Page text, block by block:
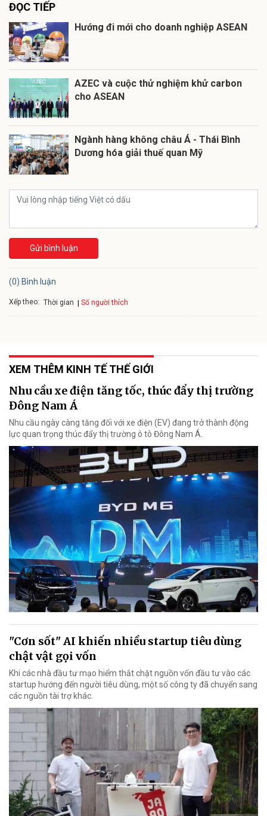
ĐỌC TIẾP
Hướng đi mới cho doanh nghiệp ASEAN
AZEC và cuộc thử nghiệm khử carbon
cho ASEAN
Ngành hàng không châu Á - Thái Bình
Dương hóa giải thuế quan Mỹ
Gửi bình luận
(0) Bình luận
Xếp theo: Thời gian Số người thích
XEM THÊM KINH TẾ THẾ GIỚI
Nhu cầu xe điện tăng tốc, thúc đẩy thị trường
Đông Nam Á
Nhu cầu ngày càng tăng đối với xe điện (EV) đang trở thành động
lực quan trọng thúc đẩy thị trường ô tô Đông Nam Á.
"Cơn sốt" AI khiến nhiều startup tiêu dùng
chật vật gọi vốn
Khi các nhà đầu tư mạo hiểm thắt chặt nguồn vốn đầu tư vào các
startup hướng đến người tiêu dùng, một số công ty đã chuyển sang
các nguồn tài trợ khác.